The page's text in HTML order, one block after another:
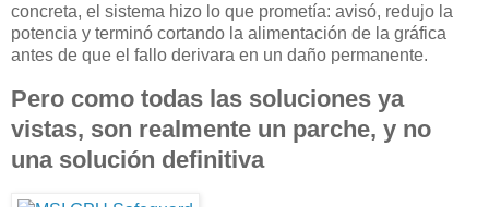
concreta, el sistema hizo lo que prometía: avisó, redujo la
potencia y terminó cortando la alimentación de la gráfica
antes de que el fallo derivara en un daño permanente.
Pero como todas las soluciones ya
vistas, son realmente un parche, y no
una solución definitiva